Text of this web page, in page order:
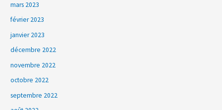
mars 2023
février 2023
janvier 2023
décembre 2022
novembre 2022
octobre 2022
septembre 2022